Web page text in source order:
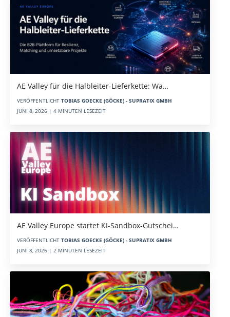
AE Valley für die Halbleiter-Lieferkette: Wa…
VERÖFFENTLICHT TOBIAS GOECKE (GÖCKE) - SUPRATIX GMBH
JUNI 8, 2026 | 4 MINUTEN LESEZEIT
AE Valley Europe startet KI-Sandbox-Gutschei…
VERÖFFENTLICHT TOBIAS GOECKE (GÖCKE) - SUPRATIX GMBH
JUNI 8, 2026 | 2 MINUTEN LESEZEIT